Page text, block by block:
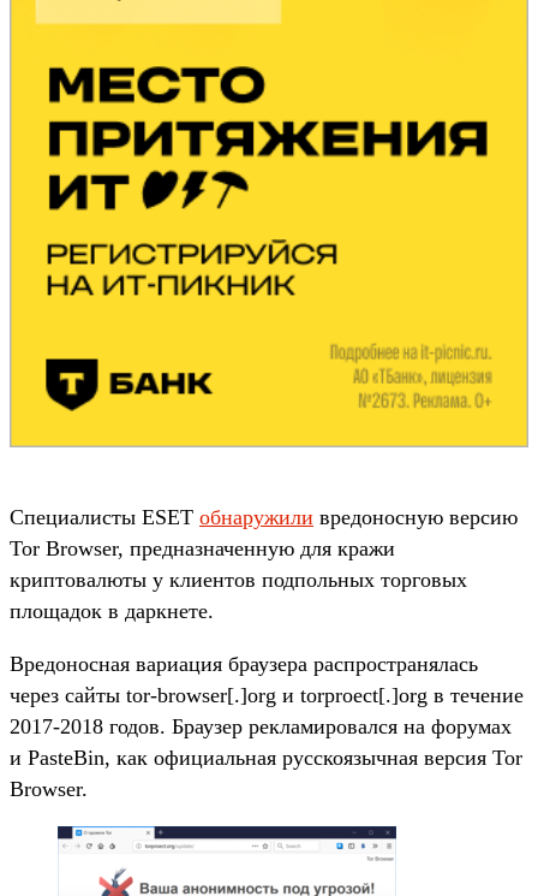
Специалисты ESET обнаружили вредоносную версию
Tor Browser, предназначенную для кражи
криптовалюты у клиентов подпольных торговых
площадок в даркнете.
Вредоносная вариация браузера распространялась
через сайты tor-browser[.]org и torproect[.]org в течение
2017-2018 годов. Браузер рекламировался на форумах
и PasteBin, как официальная русскоязычная версия Tor
Browser.